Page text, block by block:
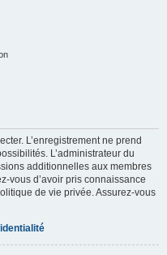
L’enregistrement ne prend
L’administrateur du
additionnelles aux membres
vous d’avoir pris connaissance
de vie privée. Assurez-vous